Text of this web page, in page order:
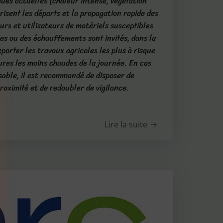
les départs et la propagation rapide des
et utilisateurs de matériels susceptibles
ou des échauffements sont invités, dans la
les travaux agricoles les plus à risque
les moins chaudes de la journée. En cas
il est recommandé de disposer de
et de redoubler de vigilance.
Lire la suite